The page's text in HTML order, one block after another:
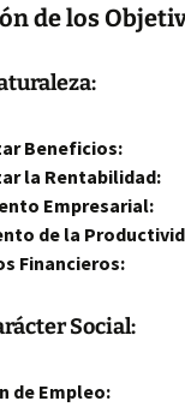
de los
Beneficios:
la Rentabilidad:
Empresarial:
de la
Financieros:
Social:
de Empleo: